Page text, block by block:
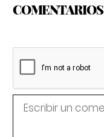
COMENTARIOS